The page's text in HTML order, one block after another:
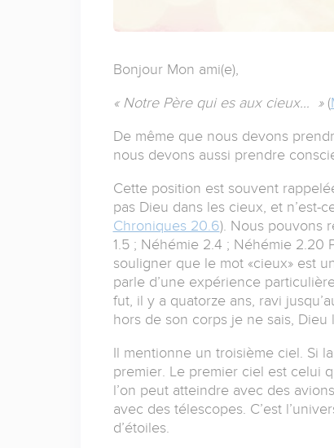
Bonjour Mon ami(e),
« Notre Père qui es aux cieux… »(
De même que nous devons
nous devons aussi prendre
Cette position est souvent
pas Dieu dans les cieux, et n’est-
Chroniques 20.6). Nous pouvons
1.5 ; Néhémie 2.4 ; Néhémie 2.20
souligner que le mot «cieux» est
parle d’une expérience
fut, il y a quatorze ans, ravi
hors de son corps je ne sais, Dieu
Il mentionne un troisième ciel. Si
premier. Le premier ciel est celui
l’on peut atteindre avec des
avec des télescopes. C’est
d’étoiles.